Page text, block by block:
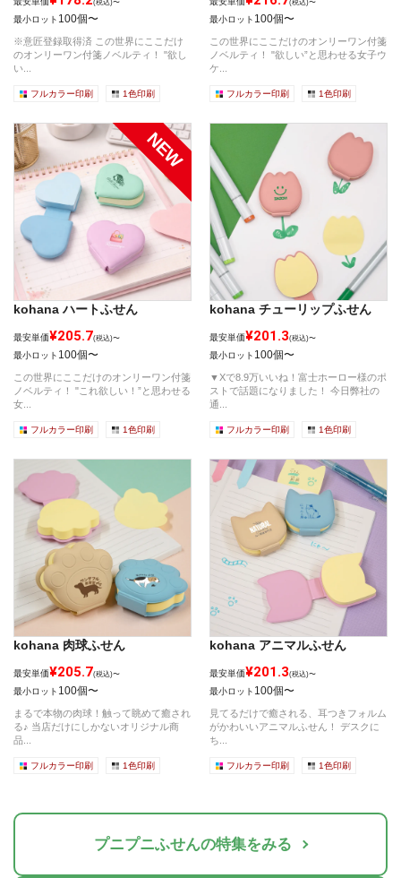
(税込)〜
最小ロット 100個〜
※意匠登録取得済 この世界にここだけ
のオンリーワン付箋ノベルティ！ "欲し
い...
フルカラー印刷 1色印刷
(税込)〜
最小ロット 100個〜
この世界にここだけのオンリーワン付箋
ノベルティ！ "欲しい”と思わせる女子ウ
ケ...
フルカラー印刷 1色印刷
kohana ハートふせん
最安単価¥205.7(税込)〜
最小ロット 100個〜
この世界にここだけのオンリーワン付箋
ノベルティ！ "これ欲しい！”と思わせる
女...
フルカラー印刷 1色印刷
kohana チューリップふせん
最安単価¥201.3(税込)〜
最小ロット 100個〜
▼Xで8.9万いいね！富士ホーロー様のポ
ストで話題になりました！ 今日弊社の
通...
フルカラー印刷 1色印刷
kohana 肉球ふせん
最安単価¥205.7(税込)〜
最小ロット 100個〜
まるで本物の肉球！触って眺めて癒され
る♪ 当店だけにしかないオリジナル商
品...
フルカラー印刷 1色印刷
kohana アニマルふせん
最安単価¥201.3(税込)〜
最小ロット 100個〜
見てるだけで癒される、耳つきフォルム
がかわいいアニマルふせん！ デスクに
ち...
フルカラー印刷 1色印刷
プニプニふせんの特集をみる